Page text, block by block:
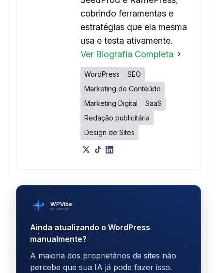
cobrindo ferramentas e
estratégias que ela mesma
usa e testa ativamente.
Ver Biografia Completa
WordPress
SEO
Marketing de Conteúdo
Marketing Digital
SaaS
Redação publicitária
Design de Sites
WPVibe
por SeedProd
Ainda atualizando o WordPress
manualmente?
A maioria dos proprietários de sites não
percebe que sua IA já pode fazer isso.